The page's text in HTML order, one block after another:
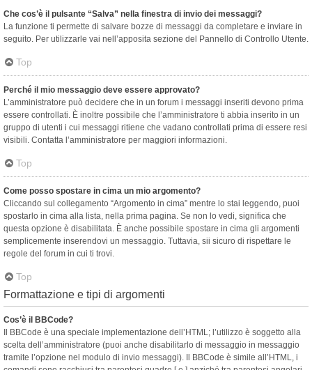
Che cos’è il pulsante “Salva” nella finestra di invio dei messaggi?
La funzione ti permette di salvare bozze di messaggi da completare e inviare in
seguito. Per utilizzarle vai nell’apposita sezione del Pannello di Controllo Utente.
Top
Perché il mio messaggio deve essere approvato?
L’amministratore può decidere che in un forum i messaggi inseriti devono prima
essere controllati. È inoltre possibile che l’amministratore ti abbia inserito in un
gruppo di utenti i cui messaggi ritiene che vadano controllati prima di essere resi
visibili. Contatta l’amministratore per maggiori informazioni.
Top
Come posso spostare in cima un mio argomento?
Cliccando sul collegamento “Argomento in cima” mentre lo stai leggendo, puoi
spostarlo in cima alla lista, nella prima pagina. Se non lo vedi, significa che
questa opzione è disabilitata. È anche possibile spostare in cima gli argomenti
semplicemente inserendovi un messaggio. Tuttavia, sii sicuro di rispettare le
regole del forum in cui ti trovi.
Top
Formattazione e tipi di argomenti
Cos’è il BBCode?
Il BBCode è una speciale implementazione dell’HTML; l’utilizzo è soggetto alla
scelta dell’amministratore (puoi anche disabilitarlo di messaggio in messaggio
tramite l’opzione nel modulo di invio messaggi). Il BBCode è simile all’HTML, i